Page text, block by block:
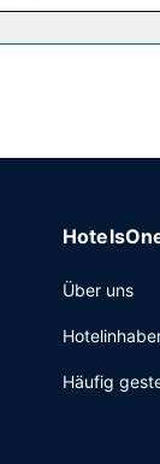
Über uns
Häufig